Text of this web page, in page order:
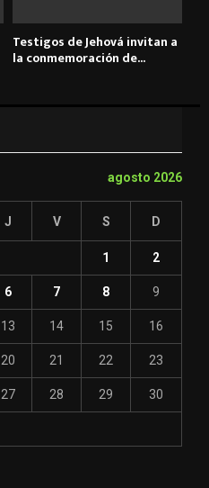
Testigos de Jehová invitan a
la conmemoración de...
agosto 2026
J V S D
1 2
6 7 8 9
13 14 15 16
20 21 22 23
27 28 29 30